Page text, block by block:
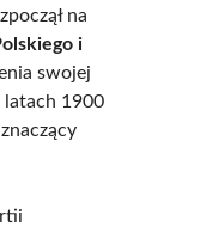
na
i
swojej
latach 1900